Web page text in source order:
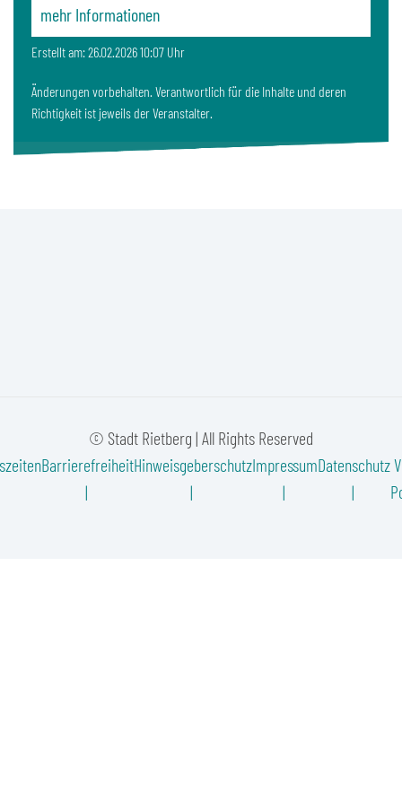
mehr Informationen
Erstellt am: 26.02.2026 10:07 Uhr
Änderungen vorbehalten. Verantwortlich für die Inhalte und deren
Richtigkeit ist jeweils der Veranstalter.
© Stadt Rietberg | All Rights Reserved
BarrierefreiheitHinweisgeberschutzImpressumDatenschutz